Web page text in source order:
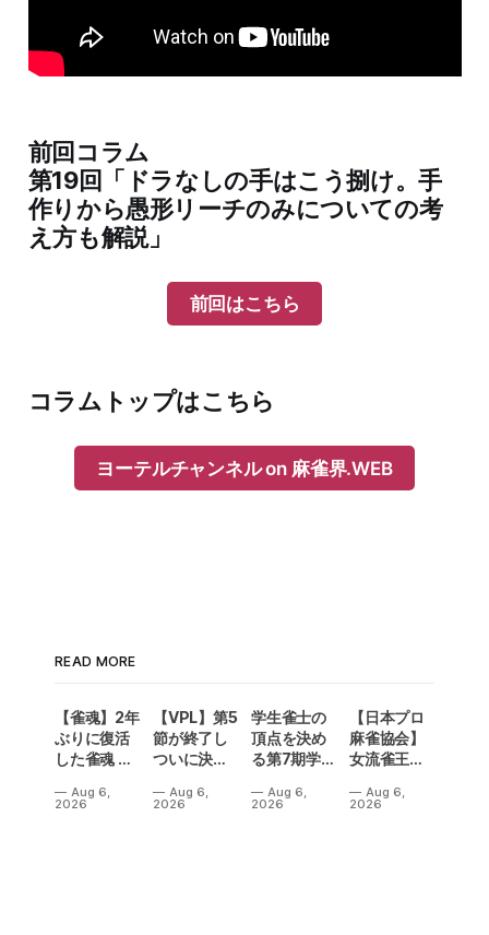
前回コラム
第19回「ドラなしの手はこう捌け。手
作りから愚形リーチのみについての考
え方も解説」
前回はこちら
コラムトップはこちら
ヨーテルチャンネル on 麻雀界.WEB
READ MORE
【雀魂】2年
ぶりに復活
した雀魂 企
予選出場企
Aug 6,
2026
【VPL】第5
節が終了し
ついに決勝
決定！Bリ
Aug 6,
2026
学生雀士の
頂点を決め
る第7期学生
場は3人麻雀
Aug 6,
2026
【日本プロ
麻雀協会】
女流雀王戦
節は、3トッ
Aug 6,
2026